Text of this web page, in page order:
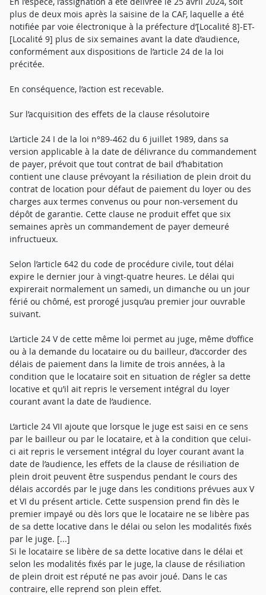
plus de deux mois après la saisine de la CAF, laquelle a été
notifiée par voie électronique à la préfecture d’[Localité 8]-ET-
[Localité 9] plus de six semaines avant la date d’audience,
conformément aux dispositions de l’article 24 de la loi
précitée.
En conséquence, l’action est recevable.
Sur l’acquisition des effets de la clause résolutoire
L’article 24 I de la loi n°89-462 du 6 juillet 1989, dans sa
version applicable à la date de délivrance du commandement
de payer, prévoit que tout contrat de bail d’habitation
contient une clause prévoyant la résiliation de plein droit du
contrat de location pour défaut de paiement du loyer ou des
charges aux termes convenus ou pour non-versement du
dépôt de garantie. Cette clause ne produit effet que six
semaines après un commandement de payer demeuré
infructueux.
Selon l’article 642 du code de procédure civile, tout délai
expire le dernier jour à vingt-quatre heures. Le délai qui
expirerait normalement un samedi, un dimanche ou un jour
férié ou chômé, est prorogé jusqu’au premier jour ouvrable
suivant.
L’article 24 V de cette même loi permet au juge, même d’office
ou à la demande du locataire ou du bailleur, d’accorder des
délais de paiement dans la limite de trois années, à la
condition que le locataire soit en situation de régler sa dette
locative et qu’il ait repris le versement intégral du loyer
courant avant la date de l’audience.
L’article 24 VII ajoute que lorsque le juge est saisi en ce sens
par le bailleur ou par le locataire, et à la condition que celui-
ci ait repris le versement intégral du loyer courant avant la
date de l’audience, les effets de la clause de résiliation de
plein droit peuvent être suspendus pendant le cours des
délais accordés par le juge dans les conditions prévues aux V
et VI du présent article. Cette suspension prend fin dès le
premier impayé ou dès lors que le locataire ne se libère pas
de sa dette locative dans le délai ou selon les modalités fixés
par le juge. [...]
Si le locataire se libère de sa dette locative dans le délai et
selon les modalités fixés par le juge, la clause de résiliation
de plein droit est réputé ne pas avoir joué. Dans le cas
contraire, elle reprend son plein effet.